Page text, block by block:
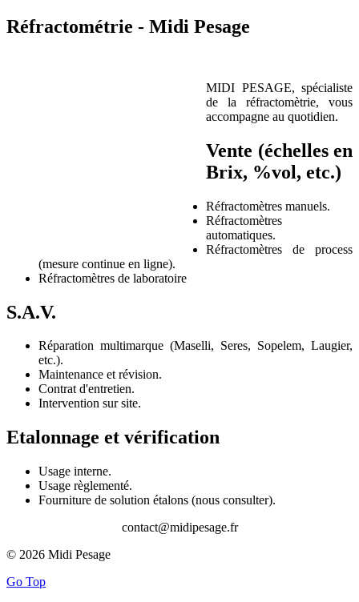
Réfractométrie - Midi Pesage
MIDI PESAGE, spécialiste
de la réfractomètrie, vous
accompagne au quotidien.
Vente (échelles en
Brix, %vol, etc.)
Réfractomètres manuels.
Réfractomètres
automatiques.
Réfractomètres de process
(mesure continue en ligne).
Réfractomètres de laboratoire
S.A.V.
Réparation multimarque (Maselli, Seres, Sopelem, Laugier,
etc.).
Maintenance et révision.
Contrat d'entretien.
Intervention sur site.
Etalonnage et vérification
Usage interne.
Usage règlementé.
Fourniture de solution étalons (nous consulter).
contact@midipesage.fr
© 2026 Midi Pesage
Go Top